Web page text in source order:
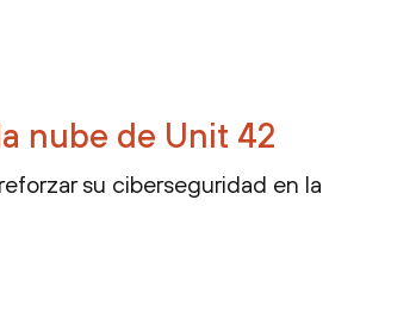
nube de Unit 42
su ciberseguridad en la